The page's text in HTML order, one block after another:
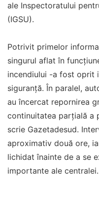
ale Inspectoratului
(IGSU).
Potrivit primelor
singurul aflat în
incendiului -a fost oprit
siguranță. În paralel,
au încercat repornirea
continuitatea parțială a
scrie Gazetadesud.
aproximativ două ore,
lichidat înainte de a se
importante ale centralei.